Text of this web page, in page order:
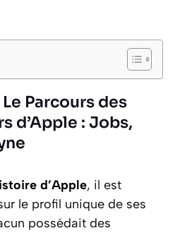
Parcours des
d’Apple : Jobs,
d’Apple, il est
le profil unique de ses
possédait des